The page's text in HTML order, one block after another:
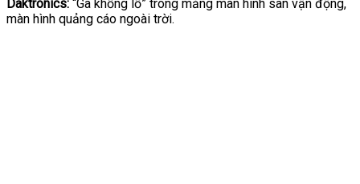
Daktronics: “Gã khổng lồ” trong mảng màn hình sân vận động,
màn hình quảng cáo ngoài trời.